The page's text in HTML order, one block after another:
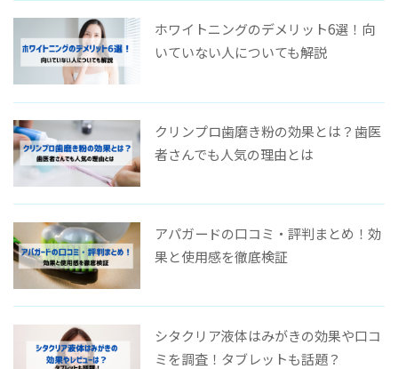
ホワイトニングのデメリット6選！向
いていない人についても解説
クリンプロ歯磨き粉の効果とは？歯医
者さんでも人気の理由とは
アパガードの口コミ・評判まとめ！効
果と使用感を徹底検証
シタクリア液体はみがきの効果や口コ
ミを調査！タブレットも話題？